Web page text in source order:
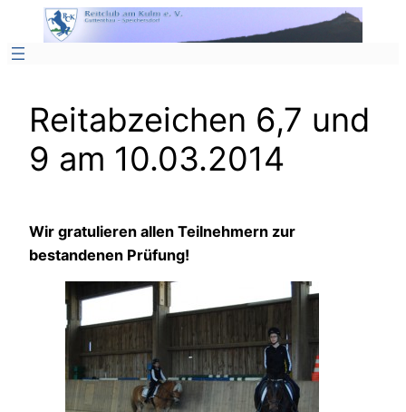
Inhalt
springen
Reitabzeichen 6,7 und
9 am 10.03.2014
Wir gratulieren allen Teilnehmern zur
bestandenen Prüfung!